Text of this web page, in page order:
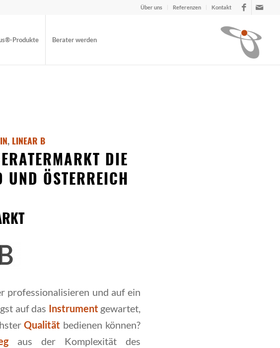
Über uns Referenzen Kontakt
Produkte Berater werden
, LINEAR B
DIE
ÖSTERREICH
professionalisieren und auf ein
auf das Instrument gewartet,
Qualität bedienen können?
aus der Komplexität des